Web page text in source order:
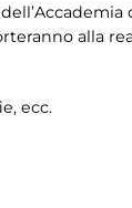
alla
ecc.